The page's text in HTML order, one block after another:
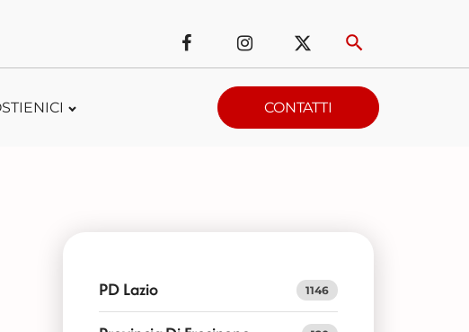
CONTATTI
PD Lazio 1146